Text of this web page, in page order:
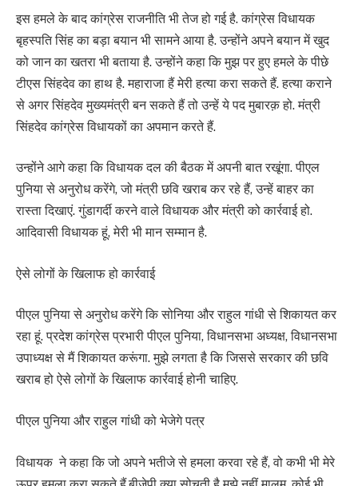
इस हमले के बाद कांग्रेस राजनीति भी तेज हो गई है. कांग्रेस विधायक
बृहस्पति सिंह का बड़ा बयान भी सामने आया है. उन्होंने अपने बयान में खुद
को जान का खतरा भी बताया है. उन्होंने कहा कि मुझ पर हुए हमले के पीछे
टीएस सिंहदेव का हाथ है. महाराजा हैं मेरी हत्या करा सकते हैं. हत्या कराने
से अगर सिंहदेव मुख्यमंत्री बन सकते हैं तो उन्हें ये पद मुबारक़ हो. मंत्री
सिंहदेव कांग्रेस विधायकों का अपमान करते हैं.
उन्होंने आगे कहा कि विधायक दल की बैठक में अपनी बात रखूंगा. पीएल
पुनिया से अनुरोध करेंगे, जो मंत्री छवि खराब कर रहे हैं, उन्हें बाहर का
रास्ता दिखाएं. गुंडागर्दी करने वाले विधायक और मंत्री को कार्रवाई हो.
आदिवासी विधायक हूं, मेरी भी मान सम्मान है.
ऐसे लोगों के खिलाफ हो कार्रवाई
पीएल पुनिया से अनुरोध करेंगे कि सोनिया और राहुल गांधी से शिकायत कर
रहा हूं. प्रदेश कांग्रेस प्रभारी पीएल पुनिया, विधानसभा अध्यक्ष, विधानसभा
उपाध्यक्ष से मैं शिकायत करूंगा. मुझे लगता है कि जिससे सरकार की छवि
खराब हो ऐसे लोगों के खिलाफ कार्रवाई होनी चाहिए.
पीएल पुनिया और राहुल गांधी को भेजेगे पत्र
विधायक ने कहा कि जो अपने भतीजे से हमला करवा रहे हैं, वो कभी भी मेरे